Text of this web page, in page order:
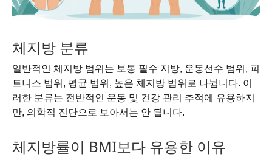
체지방 분류
일반적인 체지방 범위는 보통 필수 지방, 운동선수 범위, 피
트니스 범위, 평균 범위, 높은 체지방 범위로 나뉩니다. 이
러한 분류는 전반적인 운동 및 건강 관리 추적에 유용하지
만, 의학적 진단으로 보아서는 안 됩니다.
체지방률이 BMI보다 유용한 이유